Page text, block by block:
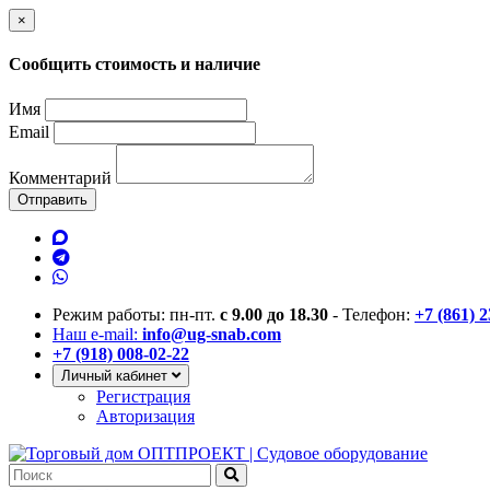
×
Сообщить стоимость и наличие
Имя
Email
Комментарий
Отправить
Режим работы: пн-пт. с 9.00 до 18.30 - Телефон: +7 (861)
Наш e-mail: info@ug-snab.com
+7 (918) 008-02-22
Личный кабинет
Регистрация
Авторизация